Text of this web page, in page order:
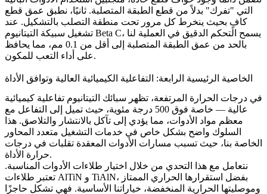
التي "تفرك" بدلاً من قطع الطبقة المتصلبة. ثانيًا، نطبق عمق قطع
كافٍ بحيث ينخرط كل مرور تحت منطقة التصلب بالتشكيل. عند
Beta C، يسمح التحكم الدقيق في العملية لنا
بالحد من عمق الطبقة المتصلبة إلى أقل من 0.1 مم، مما يحافظ
على أداء التعب للمكون.
الخاصية الرئيسية الرابعة: التفاعلية الكيميائية العالية وتوافق الأداة
في درجات الحرارة المرتفعة، تظهر سبائك التيتانيوم تفاعلية كيميائية
عالية — خاصة فوق 500 درجة مئوية، حيث تميل إلى التفاعل مع
معظم مواد الأدوات، مما يؤدي إلى تآكل بالانتشار والتلاصق. هذا
السلوك واضح بشكل خاص في خدمات التشغيل متعدد المحاور
الخاصة بنا، حيث تسبب مسارات الأدوات المعقدة تقلبات في درجات
حرارة الأداة.
نتعامل مع هذا التحدي من خلال اختيار طلاءات الأدوات المناسبة.
تعتبر طلاءات AlTiN و TiAlN، بفضل استقرارها الحراري الممتاز
وموصليتها الحرارية المنخفضة، خياراتنا الأساسية. فهي تشكل حاجزًا